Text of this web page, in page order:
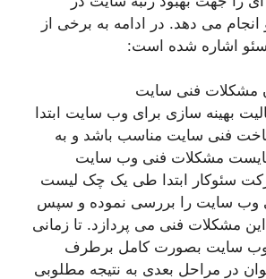
می دهد. در ادامه به برخی از
اشاره شده است:
بهینه سازی برای وب سایت ابتدا
فنی سایت مناسب باشد و به
بایست مشکلات فنی وب سایت
سئوکار ابتدا طی یک چک لیست
وب سایت را بررسی نموده و سپس
مشکلات فنی می پردازد. تا زمانی
سایت بصورت کامل برطرف
در مراحل بعدی به نتیجه مطلوبی